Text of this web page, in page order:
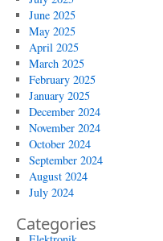
June 2025
May 2025
April 2025
March 2025
February 2025
January 2025
December 2024
November 2024
October 2024
September 2024
August 2024
July 2024
Categories